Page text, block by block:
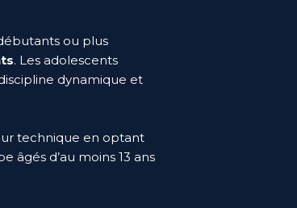
ou plus
. Les adolescents
dynamique et
technique en optant
âgés d’au moins 13 ans